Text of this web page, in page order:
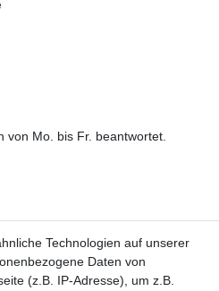
von Mo. bis Fr. beantwortet.
Technologien auf unserer
Daten von
(z.B. IP-Adresse), um z.B.